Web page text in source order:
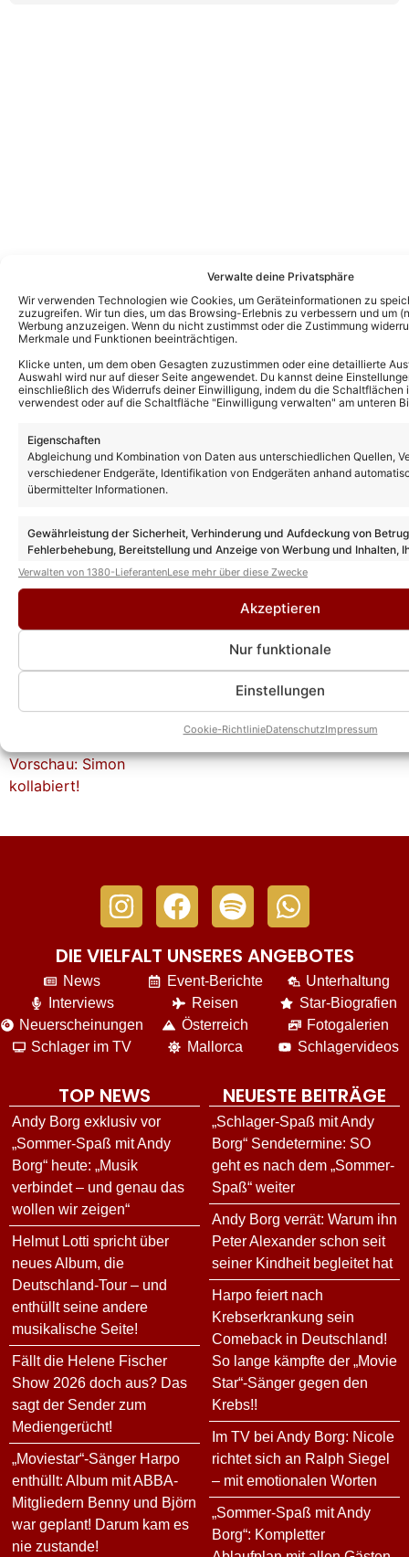
Verwalte deine Privatsphäre
Wir verwenden Technologien wie Cookies, um Geräteinformationen zu
zuzugreifen. Wir tun dies, um das Browsing-Erlebnis zu verbessern und um
Werbung anzuzeigen. Wenn du nicht zustimmst oder die Zustimmung
Merkmale und Funktionen beeinträchtigen.
Klicke unten, um dem oben Gesagten zuzustimmen oder eine detaillierte
Auswahl wird nur auf dieser Seite angewendet. Du kannst deine
einschließlich des Widerrufs deiner Einwilligung, indem du die
verwendest oder auf die Schaltfläche "Einwilligung verwalten" am unteren
Eigenschaften
Abgleichung und Kombination von Daten aus unterschiedlichen Quellen,
verschiedener Endgeräte, Identifikation von Endgeräten anhand
übermittelter Informationen.
Gewährleistung der Sicherheit, Verhinderung und Aufdeckung von
Fehlerbehebung, Bereitstellung und Anzeige von Werbung und Inhalten,
Entscheidungen zum Datenschutz speichern und übermitteln.
Verwalten von 1380-LieferantenLese mehr über diese Zwecke
Akzeptieren
Nur funktionale
Einstellungen
Cookie-RichtlinieDatenschutzImpressum
„Rote Rosen“ Vorschau: So geht es nach
der Sommerpause in Folge 4361 weiter!
„Sturm der Liebe“ ab heute in
„Rote Rosen“ Vorschau: Schock für
„Rote Rosen“ Vorschau: Simon kollabiert!
DIE VIELFALT UNSERES ANGEBOTES
News
Interviews
Neuerscheinungen
Schlager im TV
Event-Berichte
Reisen
Österreich
Mallorca
Unterhaltung
Star-Biografien
Fotogalerien
Schlagervideos
TOP NEWS
Andy Borg exklusiv vor
„Sommer-Spaß mit Andy
Borg“ heute: „Musik
verbindet – und genau das
wollen wir zeigen“
Helmut Lotti spricht über
neues Album, die
Deutschland-Tour – und
enthüllt seine andere
musikalische Seite!
Fällt die Helene Fischer
Show 2026 doch aus? Das
sagt der Sender zum
Mediengerücht!
„Moviestar“-Sänger Harpo
enthüllt: Album mit ABBA-
Mitgliedern Benny und Björn
war geplant! Darum kam es
nie zustande!
NEUESTE BEITRÄGE
„Schlager-Spaß mit Andy
Borg“ Sendetermine: SO
geht es nach dem „Sommer-
Spaß“ weiter
Andy Borg verrät: Warum ihn
Peter Alexander schon seit
seiner Kindheit begleitet hat
Harpo feiert nach
Krebserkrankung sein
Comeback in Deutschland!
So lange kämpfte der „Movie
Star“-Sänger gegen den
Krebs!!
Im TV bei Andy Borg: Nicole
richtet sich an Ralph Siegel
– mit emotionalen Worten
„Sommer-Spaß mit Andy
Borg“: Kompletter